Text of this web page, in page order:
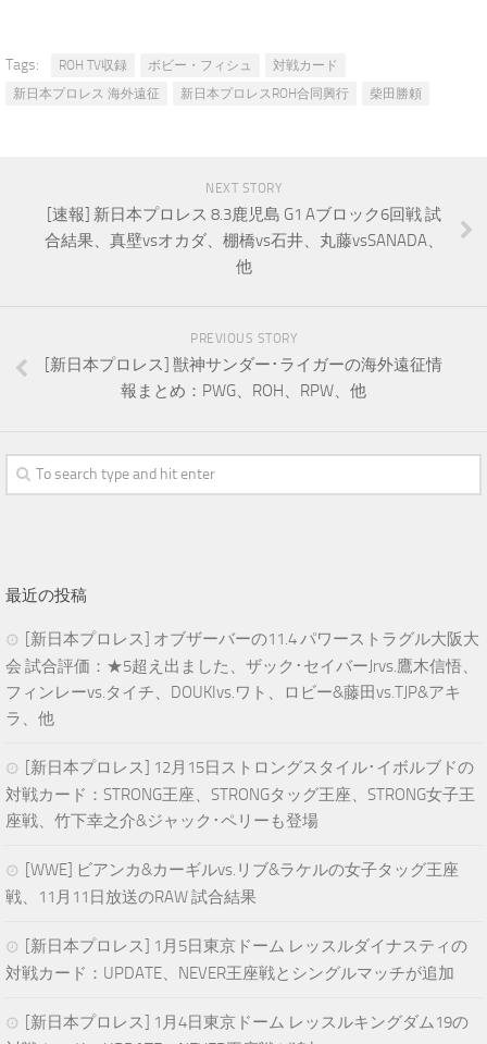
Tags: ROH TV収録 ボビー・フィシュ
対戦カード
新日本プロレス 海外遠征
新日本プロレスROH合同興行 柴田勝頼
NEXT STORY
[速報] 新日本プロレス 8.3鹿児島 G1 Aブロック6回戦 試
合結果、真壁vsオカダ、棚橋vs石井、丸藤vsSANADA、
他
PREVIOUS STORY
[新日本プロレス] 獣神サンダー･ライガーの海外遠征情
報まとめ：PWG、ROH、RPW、他
最近の投稿
[新日本プロレス] オブザーバーの11.4 パワーストラグル大阪大
会 試合評価：★5超え出ました、ザック･セイバーJrvs.鷹木信悟、
フィンレーvs.タイチ、DOUKIvs.ワト、ロビー&藤田vs.TJP&アキ
ラ、他
[新日本プロレス] 12月15日ストロングスタイル･イボルブドの
対戦カード：STRONG王座、STRONGタッグ王座、STRONG女子王
座戦、竹下幸之介&ジャック･ペリーも登場
[WWE] ビアンカ&カーギルvs.リブ&ラケルの女子タッグ王座
戦、11月11日放送のRAW 試合結果
[新日本プロレス] 1月5日東京ドーム レッスルダイナスティの
対戦カード：UPDATE、NEVER王座戦とシングルマッチが追加
[新日本プロレス] 1月4日東京ドーム レッスルキングダム19の